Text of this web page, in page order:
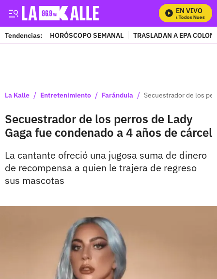
EN VIVO
Mira Todos Nuestros
Tendencias: HORÓSCOPO SEMANAL TRASLADAN A EPA
La Kalle / Entretenimiento / Farándula / Secuestrador de los
Secuestrador de los perros de Lady
Gaga fue condenado a 4 años de cárcel
La cantante ofreció una jugosa suma de dinero
de recompensa a quien le trajera de regreso
sus mascotas